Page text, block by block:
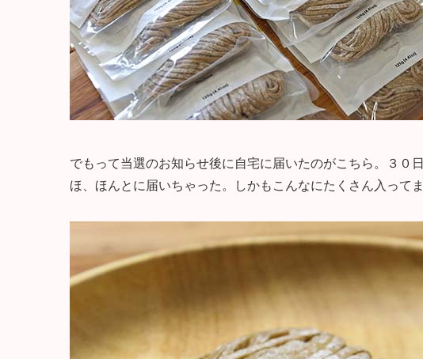
でもって当選のお知らせ後に自宅に届いたのがこちら。３０
ほ、ほんとに届いちゃった。しかもこんなにたくさん入ってま